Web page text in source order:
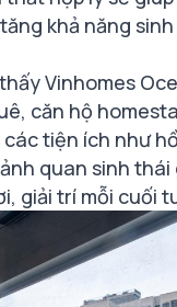
khả năng sinh
Vinhomes
căn hộ
tiện ích như
quan sinh thái
giải trí mỗi cuối